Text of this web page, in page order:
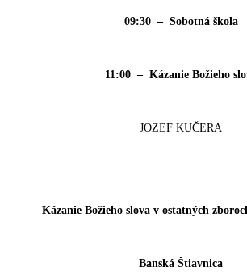
09:30 – Sobotná škola
11:00 – Kázanie Božieho
JOZEF KUČERA
Kázanie Božieho slova v ostatných
Banská Štiavnica